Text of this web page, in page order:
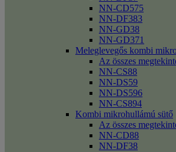
NN-CD575
NN-DF383
NN-GD38
NN-GD371
Meleglevegős kombi
Az összes
NN-CS88
NN-DS59
NN-DS596
NN-CS894
Kombi mikrohullámú sütő
Az összes
NN-CD88
NN-DF38